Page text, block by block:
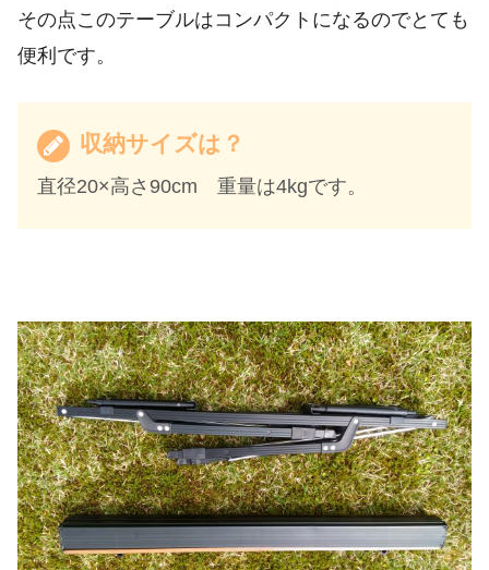
その点このテーブルはコンパクトになるのでとても
便利です。
収納サイズは？
直径20×高さ90cm 重量は4kgです。